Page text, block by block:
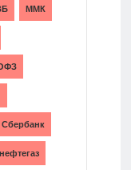
ММК
Сбербанк